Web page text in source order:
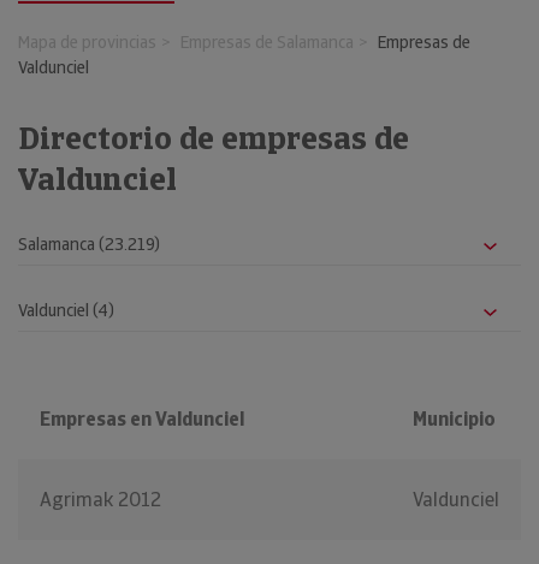
Mapa de provincias Empresas de Salamanca
Empresas de
Valdunciel
Directorio de empresas de
Valdunciel
Empresas en Valdunciel Municipio
Agrimak 2012 Valdunciel